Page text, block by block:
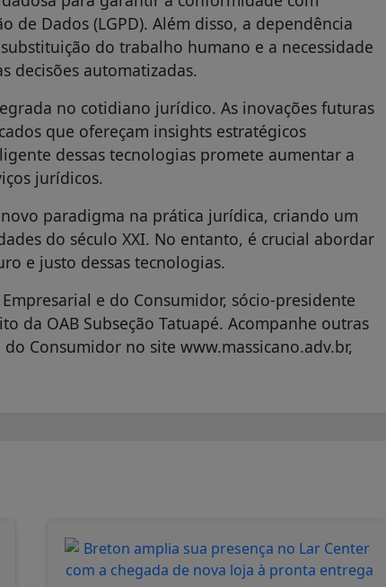
de Dados (LGPD). Além disso, a dependência
do trabalho humano e a necessidade
decisões automatizadas.
no cotidiano jurídico. As inovações futuras
que ofereçam insights estratégicos
dessas tecnologias promete aumentar a
jurídicos.
paradigma na prática jurídica, criando um
do século XXI. No entanto, é crucial abordar
e justo dessas tecnologias.
e do Consumidor, sócio-presidente
da OAB Subseção Tatuapé. Acompanhe outras
Consumidor no site www.massicano.adv.br,